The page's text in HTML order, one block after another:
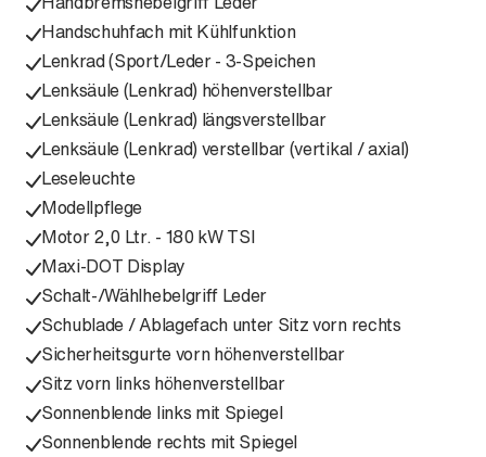
Handschuhfach mit Kühlfunktion
Lenkrad (Sport/Leder - 3-Speichen
Lenksäule (Lenkrad) höhenverstellbar
Lenksäule (Lenkrad) längsverstellbar
Lenksäule (Lenkrad) verstellbar (vertikal / axial)
Leseleuchte
Modellpflege
Motor 2,0 Ltr. - 180 kW TSI
Maxi-DOT Display
Schalt-/Wählhebelgriff Leder
Schublade / Ablagefach unter Sitz vorn rechts
Sicherheitsgurte vorn höhenverstellbar
Sitz vorn links höhenverstellbar
Sonnenblende links mit Spiegel
Sonnenblende rechts mit Spiegel